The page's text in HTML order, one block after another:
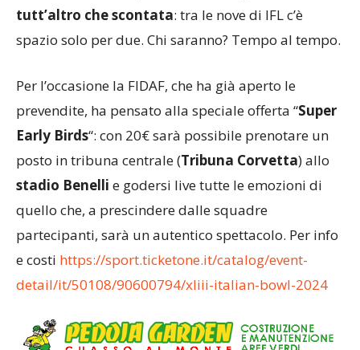
tutt’altro che scontata: tra le nove di IFL c’è
spazio solo per due. Chi saranno? Tempo al tempo.
Per l’occasione la FIDAF, che ha già aperto le
prevendite, ha pensato alla speciale offerta “Super
Early Birds“: con 20€ sarà possibile prenotare un
posto in tribuna centrale (Tribuna Corvetta) allo
stadio Benelli e godersi live tutte le emozioni di
quello che, a prescindere dalle squadre
partecipanti, sarà un autentico spettacolo. Per info
e costi https://sport.ticketone.it/catalog/event-
detail/it/50108/90600794/xliii-italian-bowl-2024